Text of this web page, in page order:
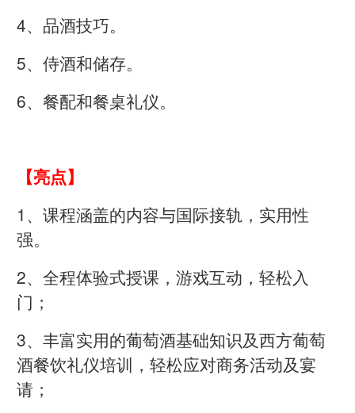
4、品酒技巧。
5、侍酒和储存。
6、餐配和餐桌礼仪。
【亮点】
1、课程涵盖的内容与国际接轨，实用性
强。
2、全程体验式授课，游戏互动，轻松入
门；
3、丰富实用的葡萄酒基础知识及西方葡萄
酒餐饮礼仪培训，轻松应对商务活动及宴
请；